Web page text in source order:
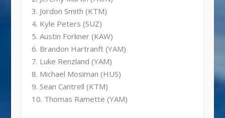
3. Jordon Smith (KTM)
4. Kyle Peters (SUZ)
5. Austin Forkner (KAW)
6. Brandon Hartranft (YAM)
7. Luke Renzland (YAM)
8. Michael Mosiman (HUS)
9. Sean Cantrell (KTM)
10. Thomas Ramette (YAM)